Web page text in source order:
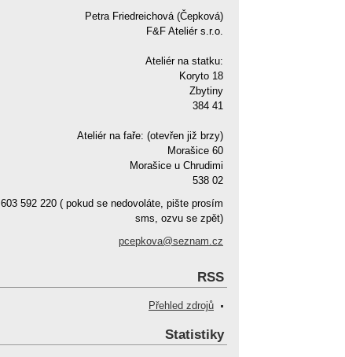
Petra Friedreichová (Čepková)
F&F Ateliér s.r.o.
Ateliér na statku:
Koryto 18
Zbytiny
384 41
Ateliér na faře: (otevřen již brzy)
Morašice 60
Morašice u Chrudimi
538 02
603 592 220 ( pokud se nedovoláte, pište prosím
sms, ozvu se zpět)
pcepkova@seznam.cz
RSS
Přehled zdrojů
Statistiky